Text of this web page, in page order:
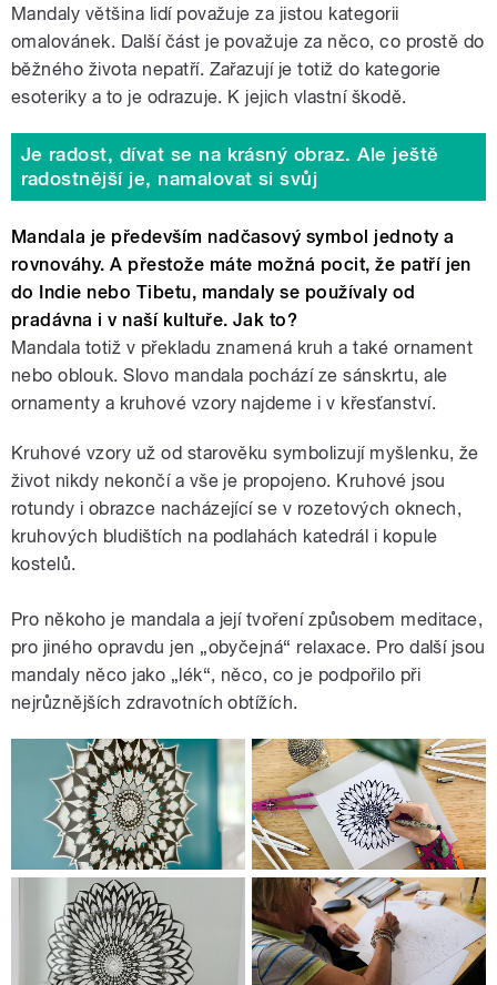
Mandaly většina lidí považuje za jistou kategorii
omalovánek. Další část je považuje za něco, co prostě do
běžného života nepatří. Zařazují je totiž do kategorie
esoteriky a to je odrazuje. K jejich vlastní škodě.
Je radost, dívat se na krásný obraz. Ale ještě
radostnější je, namalovat si svůj
Mandala je především nadčasový symbol jednoty a
rovnováhy. A přestože máte možná pocit, že patří jen
do Indie nebo Tibetu, mandaly se používaly od
pradávna i v naší kultuře. Jak to?
Mandala totiž v překladu znamená kruh a také ornament
nebo oblouk. Slovo mandala pochází ze sánskrtu, ale
ornamenty a kruhové vzory najdeme i v křesťanství.
Kruhové vzory už od starověku symbolizují myšlenku, že
život nikdy nekončí a vše je propojeno. Kruhové jsou
rotundy i obrazce nacházející se v rozetových oknech,
kruhových bludištích na podlahách katedrál i kopule
kostelů.
Pro někoho je mandala a její tvoření způsobem meditace,
pro jiného opravdu jen „obyčejná“ relaxace. Pro další jsou
mandaly něco jako „lék“, něco, co je podpořilo při
nejrůznějších zdravotních obtížích.